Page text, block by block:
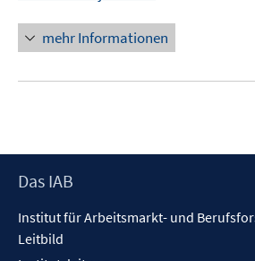
mehr Informationen
Footer
Das IAB
Institut für Arbeitsmarkt- und
Leitbild